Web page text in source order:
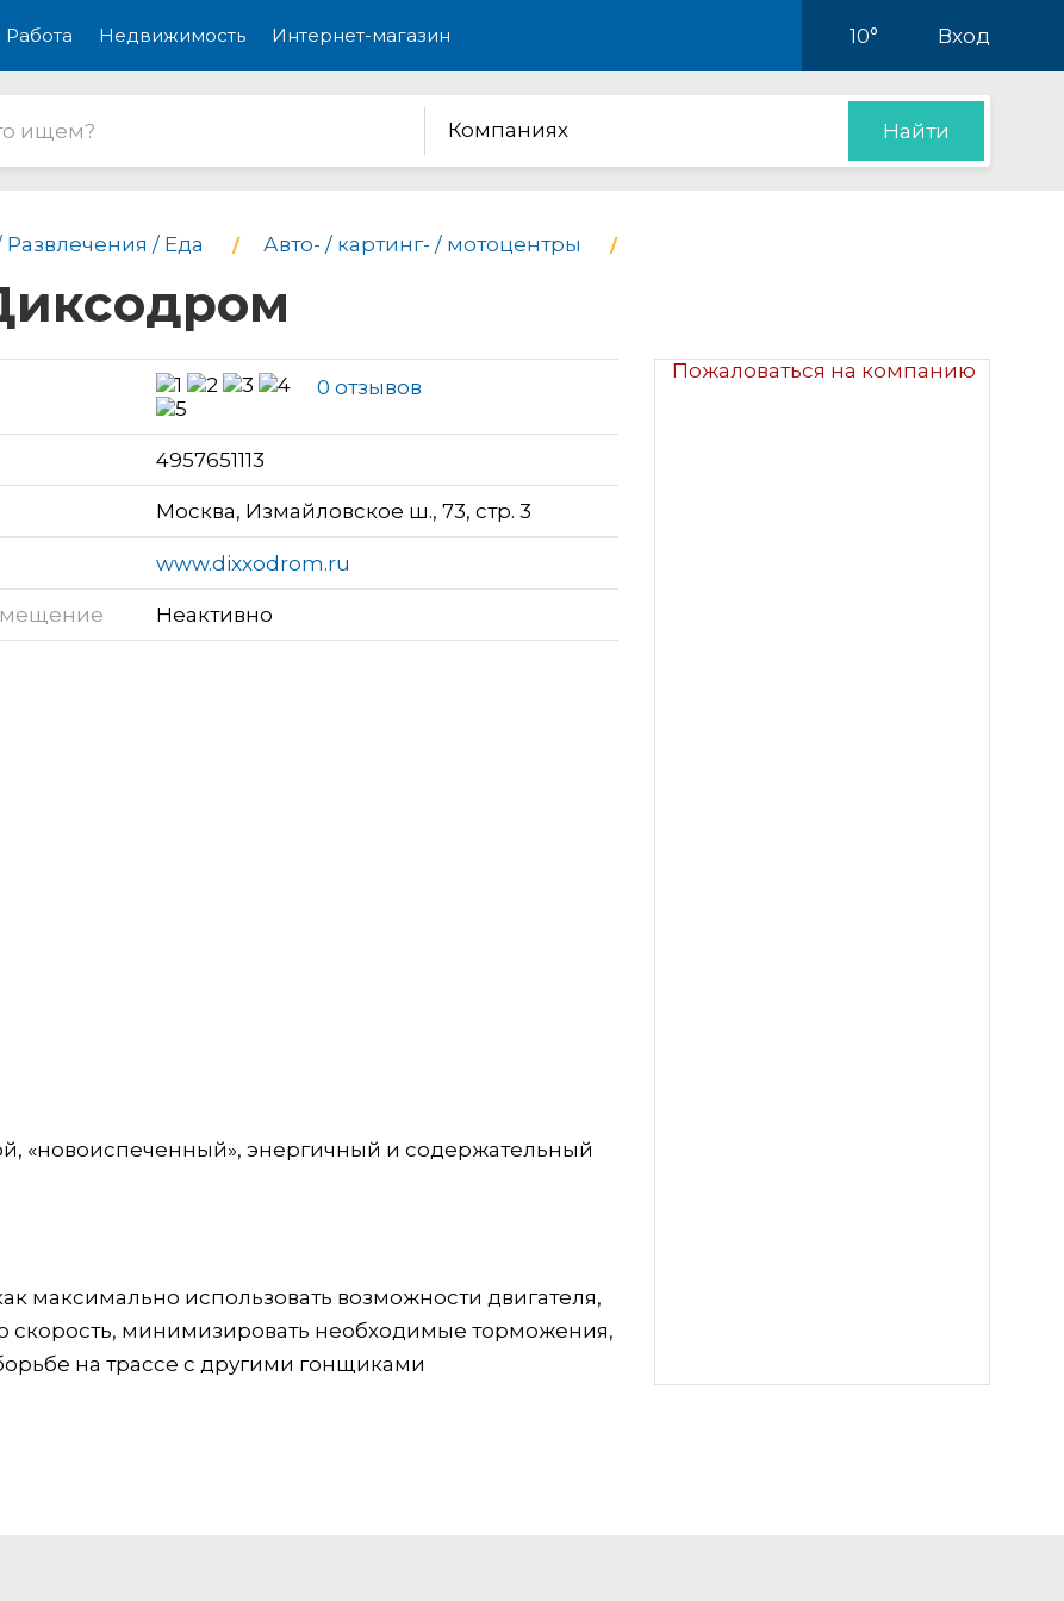
Работа Недвижимость Интернет-магазин 10° Вход
Компаниях Найти
Развлечения / Еда Авто- / картинг- / мотоцентры
Пожаловаться на компанию
0 отзывов
4957651113
Москва, Измайловское ш., 73, стр. 3
www.dixxodrom.ru
Неактивно
«новоиспеченный», энергичный и содержательный
максимально использовать возможности двигателя,
скорость, минимизировать необходимые торможения,
на трассе с другими гонщиками